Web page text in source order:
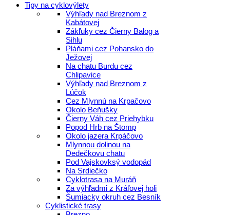
Tipy na cyklovýlety
Výhľady nad Breznom z
Kabátovej
Zákľuky cez Čierny Balog a
Sihlu
Pláňami cez Pohansko do
Ježovej
Na chatu Burdu cez
Chlipavice
Výhľady nad Breznom z
Lúčok
Cez Mlynnú na Krpačovo
Okolo Beňušky
Čierny Váh cez Priehybku
Popod Hrb na Štomp
Okolo jazera Krpáčovo
Mlynnou dolinou na
Dedečkovu chatu
Pod Vajskovksý vodopád
Na Srdiečko
Cyklotrasa na Muráň
Za výhľadmi z Kráľovej holi
Šumiacky okruh cez Besník
Cyklistické trasy